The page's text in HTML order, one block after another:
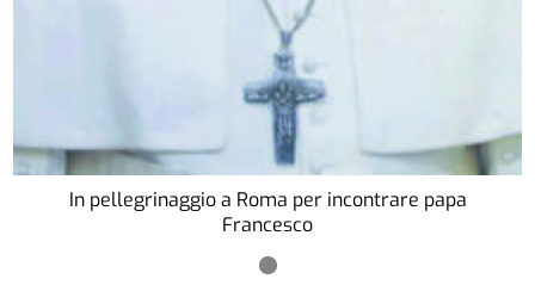
In pellegrinaggio a Roma per incontrare papa
Francesco